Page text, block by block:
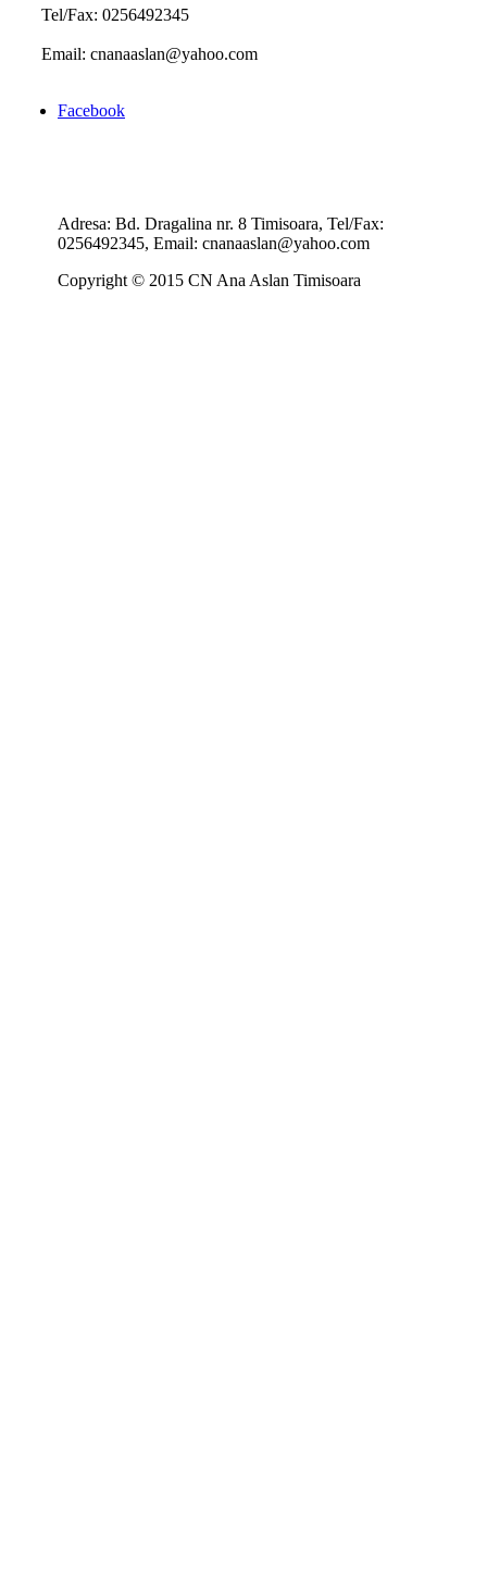
Tel/Fax: 0256492345
Email: cnanaaslan@yahoo.com
Facebook
Adresa: Bd. Dragalina nr. 8 Timisoara, Tel/Fax:
0256492345, Email: cnanaaslan@yahoo.com
Copyright © 2015 CN Ana Aslan Timisoara